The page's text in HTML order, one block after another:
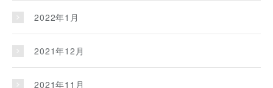
2022年1月
2021年12月
2021年11月